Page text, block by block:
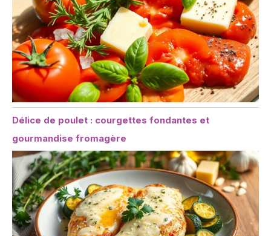
Délice de poulet : courgettes fondantes et
gourmandise fromagère